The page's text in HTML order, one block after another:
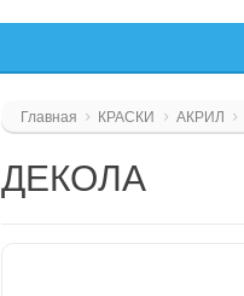
Главная КРАСКИ АКРИЛ
ДЕКОЛА